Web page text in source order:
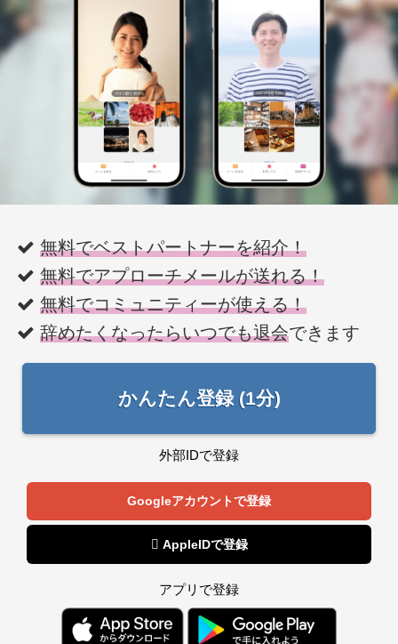
無料でベストパートナーを紹介！
無料でアプローチメールが送れる！
無料でコミュニティーが使える！
辞めたくなったらいつでも退会できます
かんたん登録 (1分)
外部IDで登録
Googleアカウントで登録
 AppleIDで登録
アプリで登録